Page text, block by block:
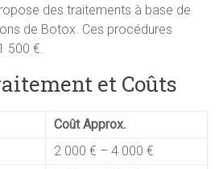
des traitements à base de
de Botox. Ces procédures
500 €.
et Coûts
Coût Approx.
2 000 € – 4 000 €